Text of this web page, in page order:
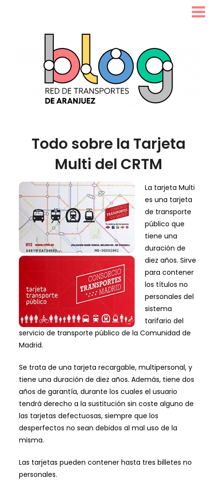
Todo sobre la Tarjeta
Multi del CRTM
La tarjeta Multi
es una tarjeta
de transporte
público que
tiene una
duración de
diez años. Sirve
para contener
los títulos no
personales del
sistema
tarifario del
servicio de transporte público de la Comunidad de
Madrid.
Se trata de una tarjeta recargable, multipersonal, y
tiene una duración de diez años. Además, tiene dos
años de garantía, durante los cuales el usuario
tendrá derecho a la sustitución sin coste alguno de
las tarjetas defectuosas, siempre que los
desperfectos no sean debidos al mal uso de la
misma.
Las tarjetas pueden contener hasta tres billetes no
personales.